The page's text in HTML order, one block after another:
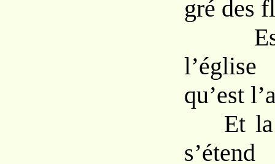
gré des
Est
qu’est
Et la